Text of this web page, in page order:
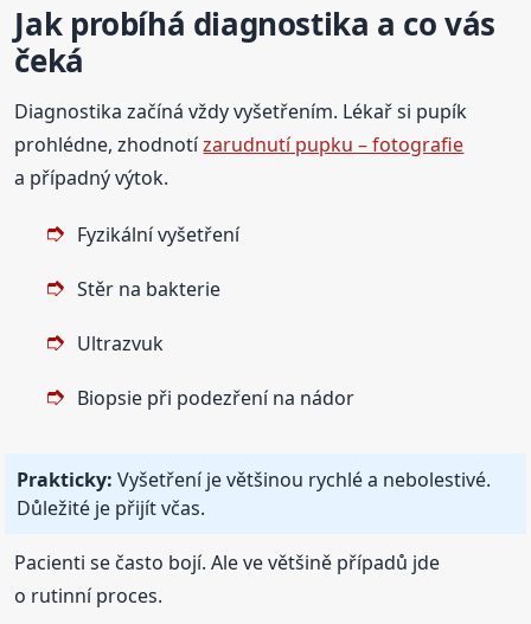
Jak probíhá diagnostika a co vás
čeká
Diagnostika začíná vždy vyšetřením. Lékař si pupík
prohlédne, zhodnotízarudnutí pupku – fotografie
a případný výtok.
Fyzikální vyšetření
Stěr na bakterie
Ultrazvuk
Biopsie při podezření na nádor
Prakticky: Vyšetření je většinou rychlé a nebolestivé.
Důležité je přijít včas.
Pacienti se často bojí. Ale ve většině případů jde
o rutinní proces.